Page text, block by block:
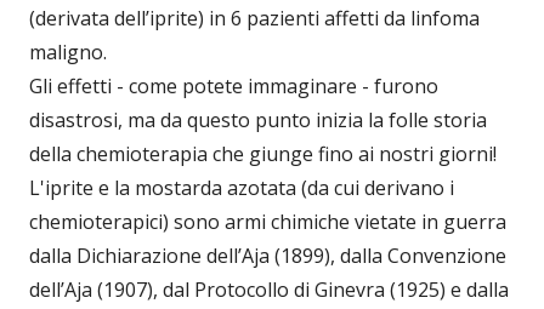
(derivata dell’iprite) in 6 pazienti affetti da linfoma
maligno.
Gli effetti - come potete immaginare - furono
disastrosi, ma da questo punto inizia la folle storia
della chemioterapia che giunge fino ai nostri giorni!
L'iprite e la mostarda azotata (da cui derivano i
chemioterapici) sono armi chimiche vietate in guerra
dalla Dichiarazione dell’Aja (1899), dalla Convenzione
dell’Aja (1907), dal Protocollo di Ginevra (1925) e dalla